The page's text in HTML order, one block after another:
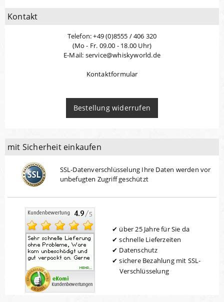
Kontakt
Telefon: +49 (0)8555 / 406 320
(Mo - Fr. 09.00 - 18.00 Uhr)
E-Mail: service@whiskyworld.de
Kontaktformular
Bestellung widerrufen
mit Sicherheit einkaufen
SSL-Datenverschlüsselung Ihre Daten werden vor
unbefugten Zugriff geschützt
über 25 Jahre für Sie da
schnelle Lieferzeiten
Datenschutz
sichere Bezahlung mit SSL-
Verschlüsselung